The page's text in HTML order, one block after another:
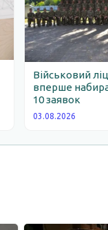
Військовий
вперше
10 заявок
03.08.2026